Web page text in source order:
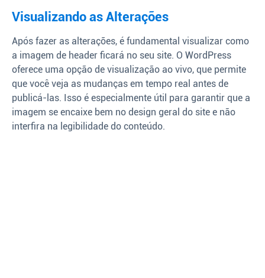
Visualizando as Alterações
Após fazer as alterações, é fundamental visualizar como
a imagem de header ficará no seu site. O WordPress
oferece uma opção de visualização ao vivo, que permite
que você veja as mudanças em tempo real antes de
publicá-las. Isso é especialmente útil para garantir que a
imagem se encaixe bem no design geral do site e não
interfira na legibilidade do conteúdo.